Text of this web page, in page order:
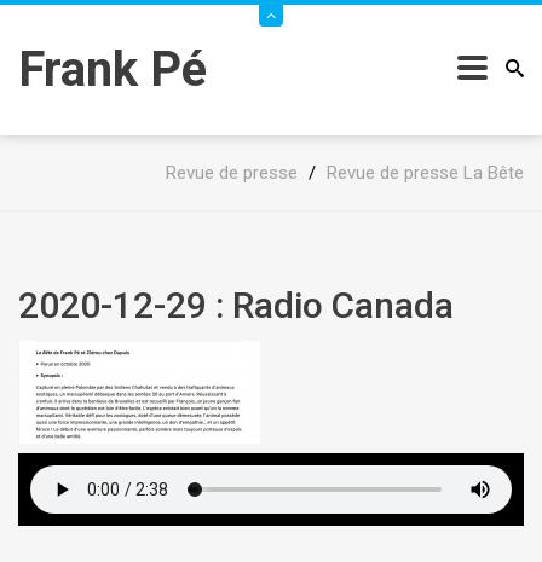
Frank Pé
Revue de presse / Revue de presse La Bête
2020-12-29 : Radio Canada